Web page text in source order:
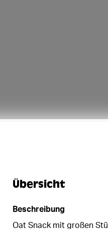
Übersicht
Beschreibung
Oat Snack mit großen